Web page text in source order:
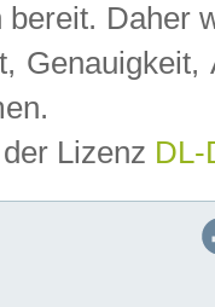
bereit. Daher
Lizenz